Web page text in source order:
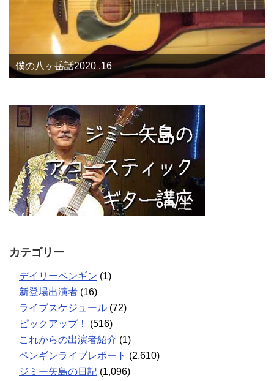
僕の八ヶ岳話2020 .16
カテゴリー
デイリーペンギン (1)
新登場出演者 (16)
ライブスケジュール (72)
ピックアップ！
(516)
これからの出演者紹介 (1)
ペンギンライブレポート (2,610)
ジミー矢島の日記 (1,096)